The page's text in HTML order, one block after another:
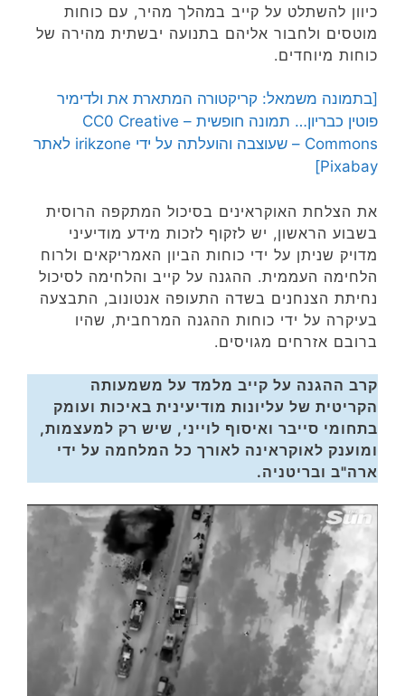
כיוון להשתלט על קייב במהלך מהיר, עם כוחות
מוטסים ולחבור אליהם בתנועה יבשתית מהירה של
כוחות מיוחדים.
[בתמונה משמאל: קריקטורה המתארת את ולדימיר
פוטין כבריון… תמונה חופשית – CC0 Creative
Commons – שעוצבה והועלתה על ידי irikzone לאתר
Pixabay]
את הצלחת האוקראינים בסיכול המתקפה הרוסית
בשבוע הראשון, יש לזקוף לזכות מידע מודיעיני
מדויק שניתן על ידי כוחות הביון האמריקאים ולרוח
הלחימה העממית. ההגנה על קייב והלחימה לסיכול
נחיתת הצנחנים בשדה התעופה אנטונוב, התבצעה
בעיקרה על ידי כוחות ההגנה המרחבית, שהיו
ברובם אזרחים מגויסים.
קרב ההגנה על קייב מלמד על משמעותה
הקריטית של עליונות מודיעינית באיכות ועומק
בתחומי סייבר ואיסוף לוייני, שיש רק למעצמות,
ומוענק לאוקראינה לאורך כל המלחמה על ידי
ארה"ב ובריטניה.